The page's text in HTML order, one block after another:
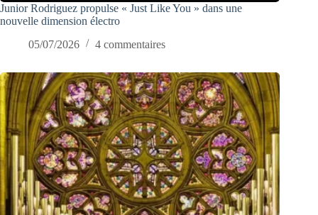
Junior Rodriguez propulse « Just Like You » dans une
nouvelle dimension électro
05/07/2026
4 commentaires